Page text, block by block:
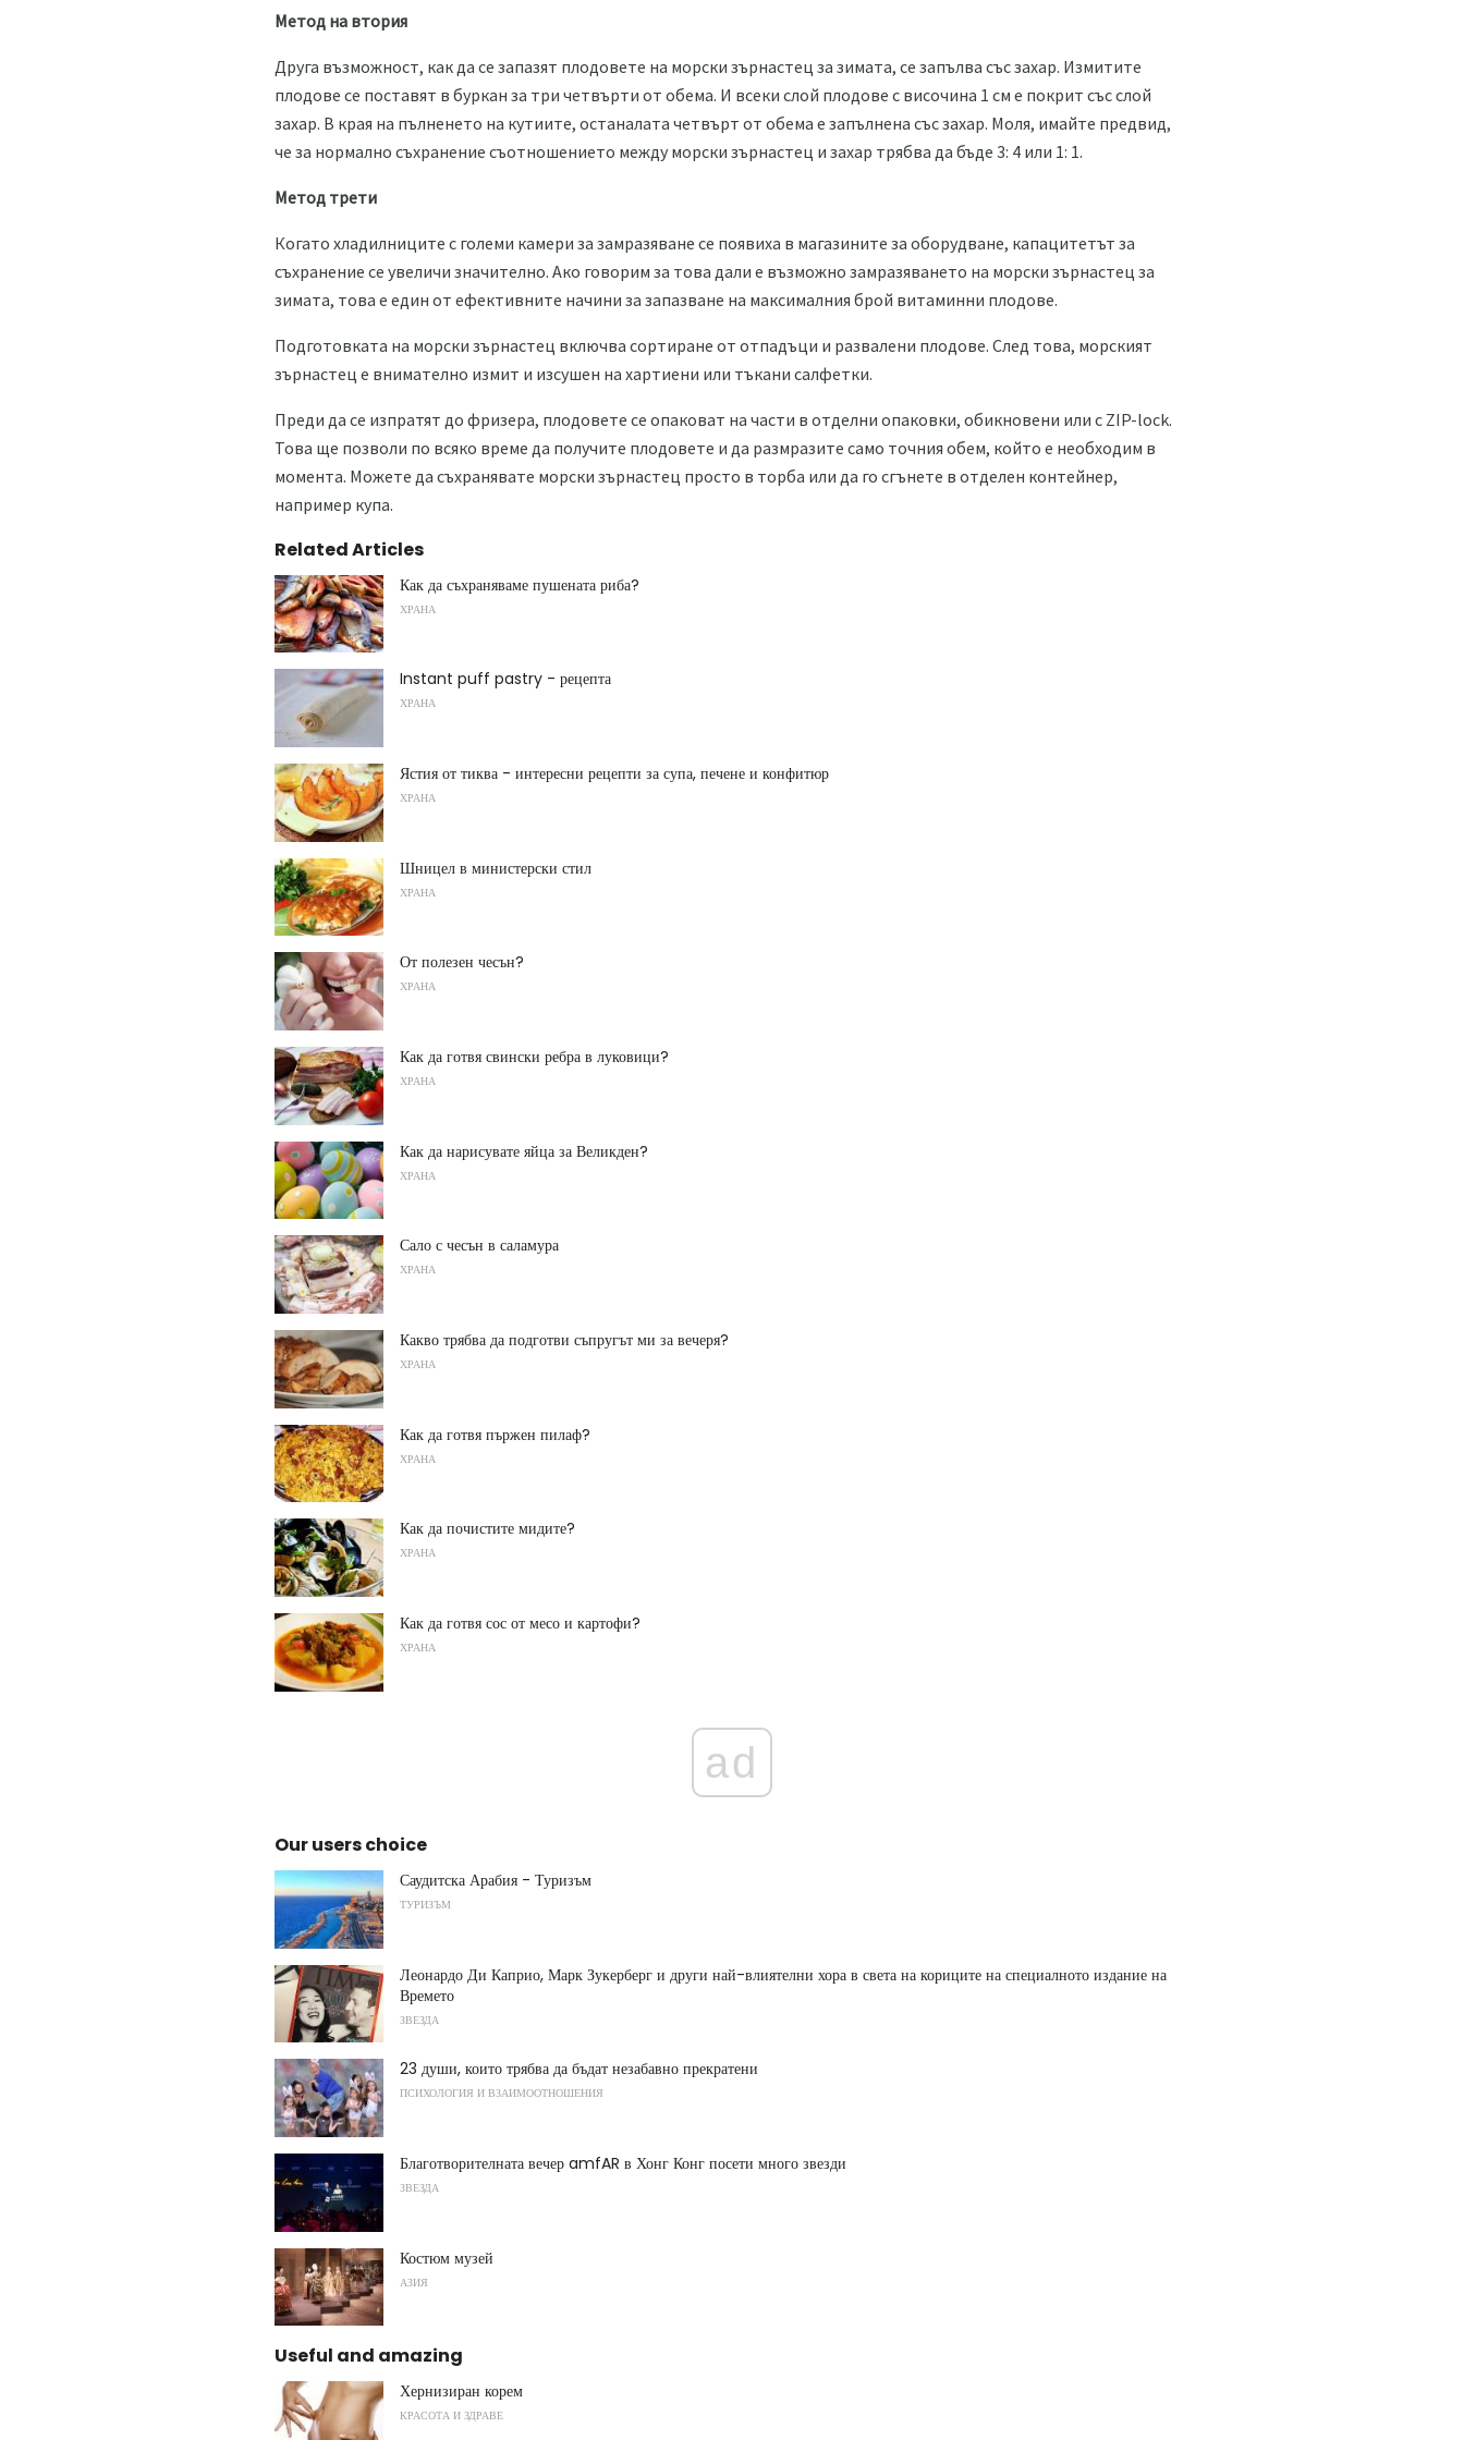
Метод на втория
Друга възможност, как да се запазят плодовете на морски зърнастец за зимата, се запълва със захар. Измитите
плодове се поставят в буркан за три четвърти от обема. И всеки слой плодове с височина 1 см е покрит със слой
захар. В края на пълненето на кутиите, останалата четвърт от обема е запълнена със захар. Моля, имайте предвид,
че за нормално съхранение съотношението между морски зърнастец и захар трябва да бъде 3: 4 или 1: 1.
Метод трети
Когато хладилниците с големи камери за замразяване се появиха в магазините за оборудване, капацитетът за
съхранение се увеличи значително. Ако говорим за това дали е възможно замразяването на морски зърнастец за
зимата, това е един от ефективните начини за запазване на максималния брой витаминни плодове.
Подготовката на морски зърнастец включва сортиране от отпадъци и развалени плодове. След това, морският
зърнастец е внимателно измит и изсушен на хартиени или тъкани салфетки.
Преди да се изпратят до фризера, плодовете се опаковат на части в отделни опаковки, обикновени или с ZIP-lock.
Това ще позволи по всяко време да получите плодовете и да размразите само точния обем, който е необходим в
момента. Можете да съхранявате морски зърнастец просто в торба или да го сгънете в отделен контейнер,
например купа.
Related Articles
Как да съхраняваме пушената риба?
ХРАНА
Instant puff pastry - рецепта
ХРАНА
Ястия от тиква - интересни рецепти за супа, печене и конфитюр
ХРАНА
Шницел в министерски стил
ХРАНА
От полезен чесън?
ХРАНА
Как да готвя свински ребра в луковици?
ХРАНА
Как да нарисувате яйца за Великден?
ХРАНА
Сало с чесън в саламура
ХРАНА
Какво трябва да подготви съпругът ми за вечеря?
ХРАНА
Как да готвя пържен пилаф?
ХРАНА
Как да почистите мидите?
ХРАНА
Как да готвя сос от месо и картофи?
ХРАНА
ad
Our users choice
Саудитска Арабия - Туризъм
ТУРИЗЪМ
Леонардо Ди Каприо, Марк Зукерберг и други най-влиятелни хора в света на кориците на специалното издание на
Времето
ЗВЕЗДА
23 души, които трябва да бъдат незабавно прекратени
ПСИХОЛОГИЯ И ВЗАИМООТНОШЕНИЯ
Благотворителната вечер amfAR в Хонг Конг посети много звезди
ЗВЕЗДА
Костюм музей
АЗИЯ
Useful and amazing
Хернизиран корем
КРАСОТА И ЗДРАВЕ